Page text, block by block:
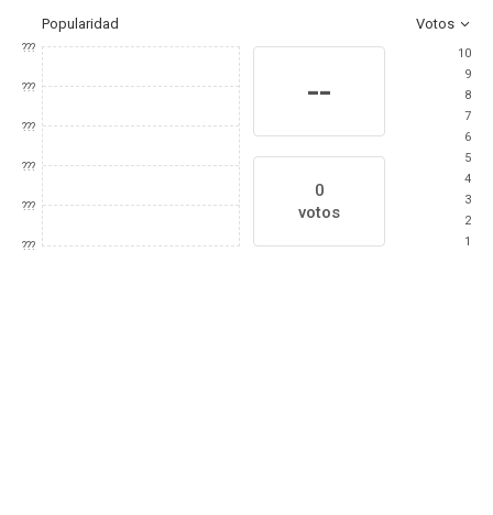
Popularidad Votos
???
???
???
???
???
???
--
0
votos
10
9
8
7
6
5
4
3
2
1